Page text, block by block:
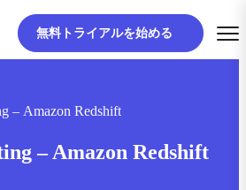
無料トライアルを始める
– Amazon Redshift
– Amazon Redshift